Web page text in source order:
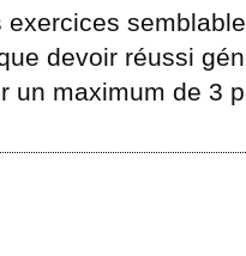
devoir réussi
un maximum de 3